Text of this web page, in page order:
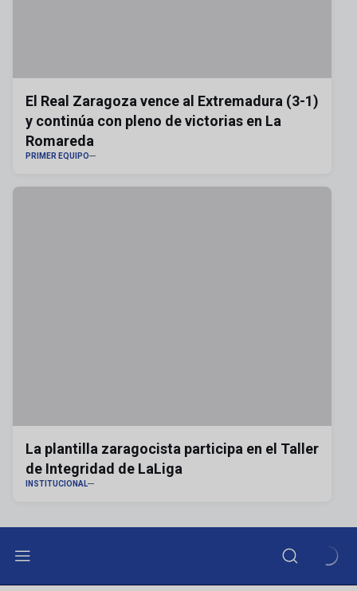
El Real Zaragoza vence al Extremadura (3-1)
y continúa con pleno de victorias en La
Romareda
PRIMER EQUIPO
La plantilla zaragocista participa en el Taller
de Integridad de LaLiga
INSTITUCIONAL